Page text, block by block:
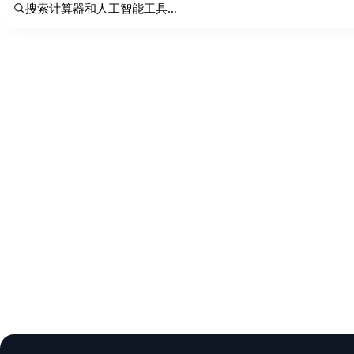
搜索计算器和人工智能工具…